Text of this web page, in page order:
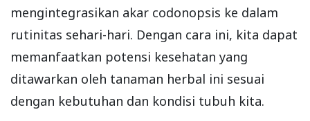
mengintegrasikan akar codonopsis ke dalam
rutinitas sehari-hari. Dengan cara ini, kita dapat
memanfaatkan potensi kesehatan yang
ditawarkan oleh tanaman herbal ini sesuai
dengan kebutuhan dan kondisi tubuh kita.